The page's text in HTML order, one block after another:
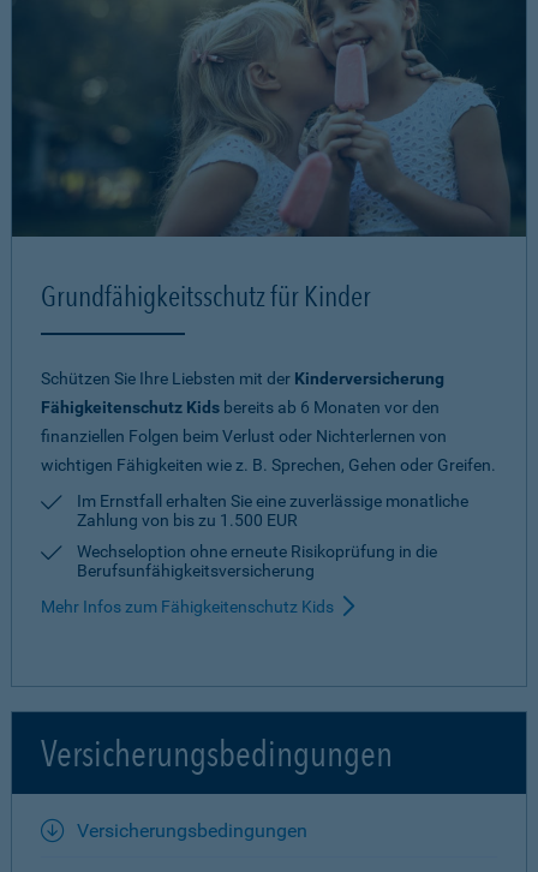
Grundfähigkeitsschutz für Kinder
Schützen Sie Ihre Liebsten mit der Kinderversicherung
Fähigkeitenschutz Kids bereits ab 6 Monaten vor den
finanziellen Folgen beim Verlust oder Nichterlernen von
wichtigen Fähigkeiten wie z. B. Sprechen, Gehen oder Greifen.
Im Ernstfall erhalten Sie eine zuverlässige monatliche
Zahlung von bis zu 1.500 EUR
Wechseloption ohne erneute Risiko­prüfung in die
Berufsunfähigkeitsversicherung
Mehr Infos zum Fähigkeitenschutz Kids
Versicherungsbedingungen
Versicherungsbedingungen